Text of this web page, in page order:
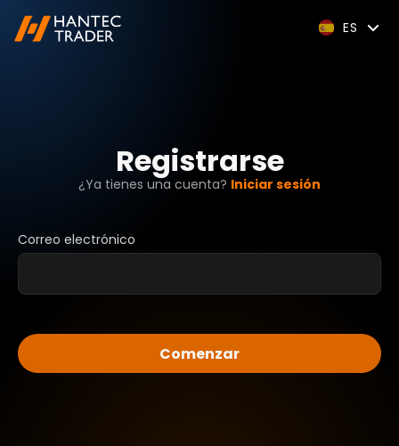
ES
Registrarse
¿Ya tienes una cuenta? Iniciar sesión
Correo electrónico
Comenzar